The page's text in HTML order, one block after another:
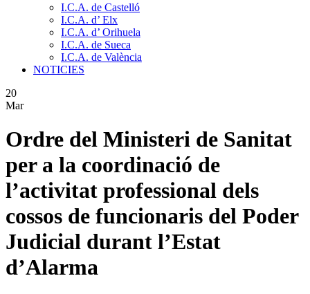
I.C.A. de Castelló
I.C.A. d’ Elx
I.C.A. d’ Orihuela
I.C.A. de Sueca
I.C.A. de València
NOTICIES
20
Mar
Ordre del Ministeri de Sanitat
per a la coordinació de
l’activitat professional dels
cossos de funcionaris del Poder
Judicial durant l’Estat
d’Alarma